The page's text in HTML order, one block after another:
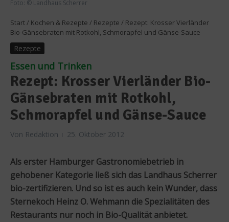
Foto: © Landhaus Scherrer
Start / Kochen & Rezepte / Rezepte / Rezept: Krosser Vierländer
Bio-Gänsebraten mit Rotkohl, Schmorapfel und Gänse-Sauce
Rezepte
Essen und Trinken
Rezept: Krosser Vierländer Bio-
Gänsebraten mit Rotkohl,
Schmorapfel und Gänse-Sauce
Von Redaktion 25. Oktober 2012
Als erster Hamburger Gastronomiebetrieb in
gehobener Kategorie ließ sich das Landhaus Scherrer
bio-zertifizieren. Und so ist es auch kein Wunder, dass
Sternekoch Heinz O. Wehmann die Spezialitäten des
Restaurants nur noch in Bio-Qualität anbietet.